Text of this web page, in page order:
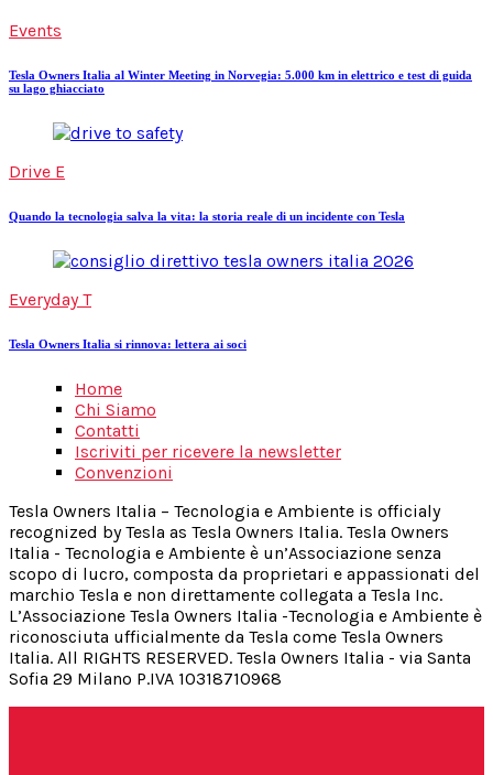
Events
Tesla Owners Italia al Winter Meeting in Norvegia: 5.000 km in elettrico e test di guida
su lago ghiacciato
Drive E
Quando la tecnologia salva la vita: la storia reale di un incidente con Tesla
Everyday T
Tesla Owners Italia si rinnova: lettera ai soci
Home
Chi Siamo
Contatti
Iscriviti per ricevere la newsletter
Convenzioni
Tesla Owners Italia – Tecnologia e Ambiente is officialy
recognized by Tesla as Tesla Owners Italia. Tesla Owners
Italia - Tecnologia e Ambiente è un’Associazione senza
scopo di lucro, composta da proprietari e appassionati del
marchio Tesla e non direttamente collegata a Tesla Inc.
L’Associazione Tesla Owners Italia -Tecnologia e Ambiente è
riconosciuta ufficialmente da Tesla come Tesla Owners
Italia. All RIGHTS RESERVED. Tesla Owners Italia - via Santa
Sofia 29 Milano P.IVA 10318710968